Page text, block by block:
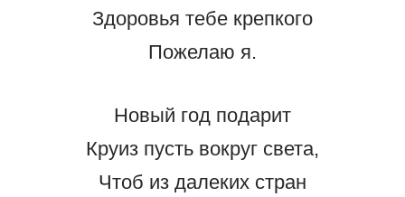
Здоровья тебе крепкого
Пожелаю я.
Новый год подарит
Круиз пусть вокруг света,
Чтоб из далеких стран